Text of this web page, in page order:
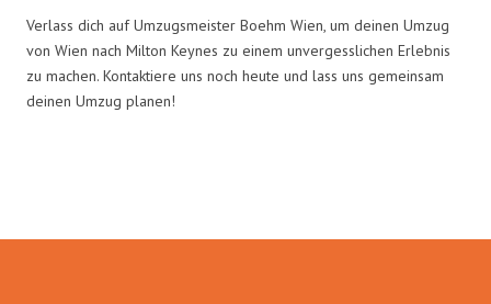
Verlass dich auf Umzugsmeister Boehm Wien, um deinen Umzug
von Wien nach Milton Keynes zu einem unvergesslichen Erlebnis
zu machen. Kontaktiere uns noch heute und lass uns gemeinsam
deinen Umzug planen!